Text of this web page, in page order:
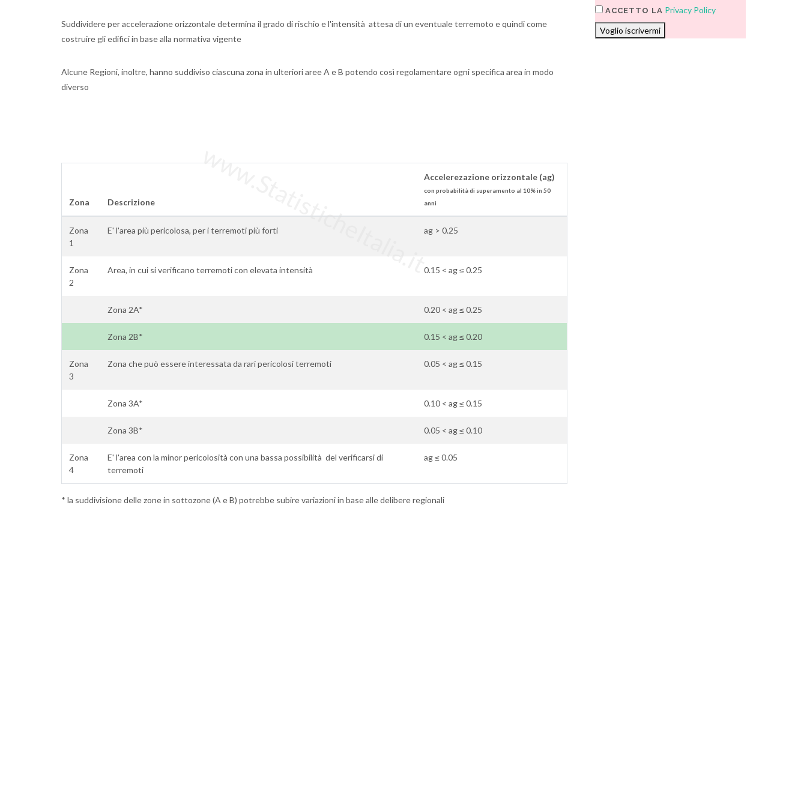
Suddividere per accelerazione orizzontale determina il grado di rischio e l'intensità attesa di un eventuale terremoto e quindi come
costruire gli edifici in base alla normativa vigente
Alcune Regioni, inoltre, hanno suddiviso ciascuna zona in ulteriori aree A e B potendo così regolamentare ogni specifica area in modo
diverso
Zona Descrizione
Accelerezazione orizzontale (ag)
con probabilità di superamento al 10% in 50
anni
Zona
1
E' l'area più pericolosa, per i terremoti più forti ag > 0.25
Zona
2
Area, in cui si verificano terremoti con elevata intensità 0.15 < ag ≤ 0.25
Zona 2A* 0.20 < ag ≤ 0.25
Zona 2B* 0.15 < ag ≤ 0.20
Zona
3
Zona che può essere interessata da rari pericolosi terremoti 0.05 < ag ≤ 0.15
Zona 3A* 0.10 < ag ≤ 0.15
Zona 3B* 0.05 < ag ≤ 0.10
Zona
4
E' l'area con la minor pericolosità con una bassa possibilità del verificarsi di
terremoti
ag ≤ 0.05
www.StatisticheItalia.it
* la suddivisione delle zone in sottozone (A e B) potrebbe subire variazioni in base alle delibere regionali
ACCETTO LA Privacy Policy
Voglio iscrivermi